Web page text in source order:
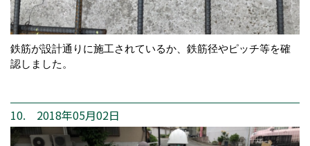
鉄筋が設計通りに施工されているか、鉄筋径やピッチ等を確
認しました。
10. 2018年05月02日